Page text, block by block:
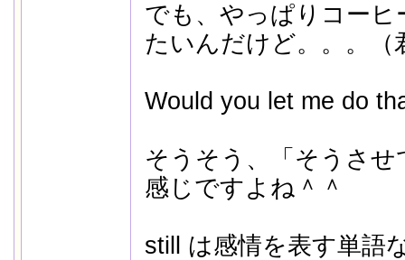
でも、やっぱりコーヒ
たいんだけど。。。（
Would you let me do
そうそう、「そうさ
感じですよね＾＾
still は感情を表す単語